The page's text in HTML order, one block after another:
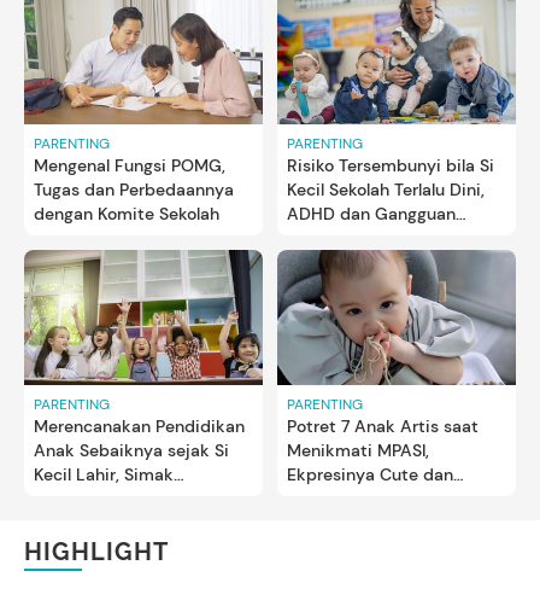
PARENTING
Mengenal Fungsi POMG,
Tugas dan Perbedaannya
dengan Komite Sekolah
PARENTING
Risiko Tersembunyi bila Si
Kecil Sekolah Terlalu Dini,
ADHD dan Gangguan
PARENTING
Merencanakan Pendidikan
Anak Sebaiknya sejak Si
Kecil Lahir, Simak
PARENTING
Potret 7 Anak Artis saat
Menikmati MPASI,
Ekpresinya Cute dan
HIGHLIGHT